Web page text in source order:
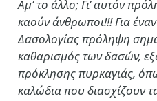
Αμ’ το άλλο; Γι’ αυτόν
καούν άνθρωποι!!! Για
Δασολογίας πρόληψη
καθαρισμός των δασών,
πρόκλησης πυρκαγιάς,
καλώδια που διασχίζουν